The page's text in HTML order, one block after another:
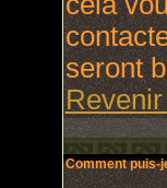
seront
Comment puis-